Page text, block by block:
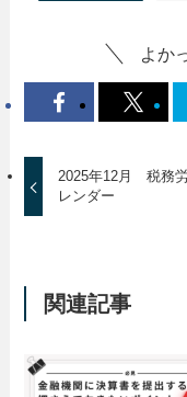
よか
2025年12月 税務
レンダー
関連記事